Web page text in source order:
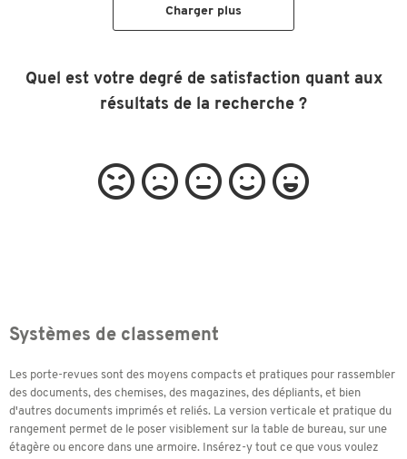
Charger plus
Quel est votre degré de satisfaction quant aux
résultats de la recherche ?
Systèmes de classement
Les porte-revues sont des moyens compacts et pratiques pour rassembler
des documents, des chemises, des magazines, des dépliants, et bien
d'autres documents imprimés et reliés. La version verticale et pratique du
rangement permet de le poser visiblement sur la table de bureau, sur une
étagère ou encore dans une armoire. Insérez-y tout ce que vous voulez